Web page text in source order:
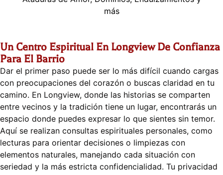
más
Un Centro Espiritual En Longview De Confianza
Para El Barrio
Dar el primer paso puede ser lo más difícil cuando cargas
con preocupaciones del corazón o buscas claridad en tu
camino. En Longview, donde las historias se comparten
entre vecinos y la tradición tiene un lugar, encontrarás un
espacio donde puedes expresar lo que sientes sin temor.
Aquí se realizan consultas espirituales personales, como
lecturas para orientar decisiones o limpiezas con
elementos naturales, manejando cada situación con
seriedad y la más estricta confidencialidad. Tu privacidad